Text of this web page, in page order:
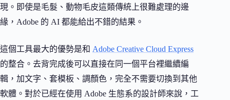
現。即使是毛髮、動物毛皮這類傳統上很難處理的邊
緣，Adobe 的 AI 都能給出不錯的結果。
這個工具最大的優勢是和 Adobe Creative Cloud Express
的整合。去背完成後可以直接在同一個平台裡繼續編
輯，加文字、套模板、調顏色，完全不需要切換到其他
軟體。對於已經在使用 Adobe 生態系的設計師來說，工